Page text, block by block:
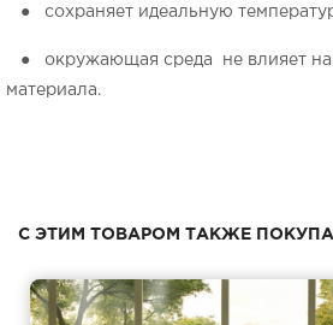
● сохраняет идеальную
● окружающая среда не влияет на
материала.
С ЭТИМ ТОВАРОМ ТАКЖЕ